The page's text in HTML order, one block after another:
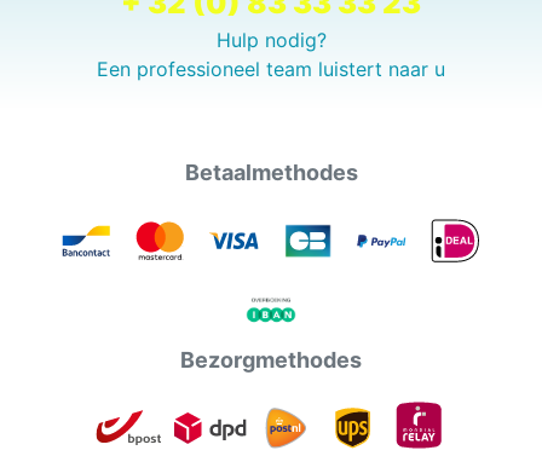
Hulp nodig?
Een professioneel team luistert naar u
Betaalmethodes
Bezorgmethodes